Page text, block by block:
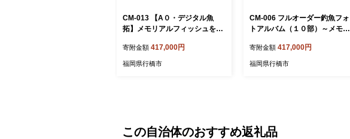
CM-013 【A０・デジタル魚
拓】メモリアルフィッシュを釣
寄附金額 417,000円
福岡県行橋市
CM-006 フルオーダー釣魚フォ
トアルバム（１０部）～メモリ
寄附金額 417,000円
福岡県行橋市
この自治体のおすすめ返礼品